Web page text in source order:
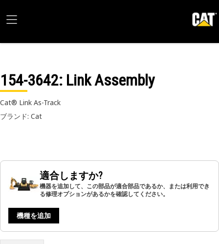
154-3642: Link Assembly
Cat® Link As-Track
ブランド: Cat
適合しますか?
機器を追加して、この部品が適合部品であるか、または利用でき
る修理オプションがあるかを確認してください。
機種を追加